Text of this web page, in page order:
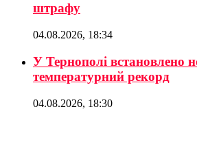
штрафу
04.08.2026, 18:34
У Тернополі встановлено
температурний рекорд
04.08.2026, 18:30